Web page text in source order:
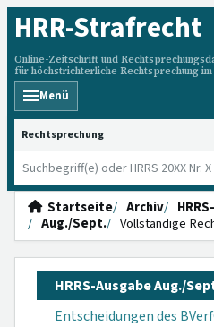
HRR-Strafrecht
Online-Zeitschrift und
für höchstrichterliche Rechtsprechung
Menü
HRRS durchsuchen
Startseite Archiv
Aug./Sept.
Vollständige
HRRS-Ausgabe Aug./
Entscheidungen des